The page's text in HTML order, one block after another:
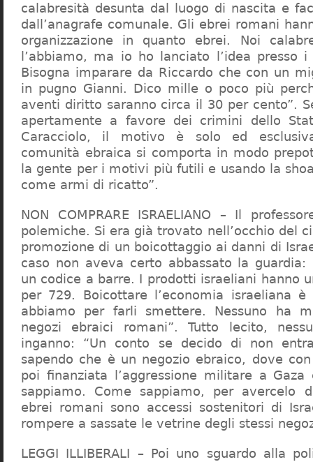
calabresità desunta dal luogo di nascita e
dall’anagrafe comunale. Gli ebrei romani
organizzazione in quanto ebrei. Noi
l’abbiamo, ma io ho lanciato l’idea presso
Bisogna imparare da Riccardo che con un
in pugno Gianni. Dico mille o poco più
aventi diritto saranno circa il 30 per cento”.
apertamente a favore dei crimini dello
Caracciolo, il motivo è solo ed
comunità ebraica si comporta in modo
la gente per i motivi più futili e usando la
come armi di ricatto”.
NON COMPRARE ISRAELIANO – Il
polemiche. Si era già trovato nell’occhio del
promozione di un boicottaggio ai danni di
caso non aveva certo abbassato la guardia:
un codice a barre. I prodotti israeliani hanno
per 729. Boicottare l’economia israeliana è
abbiamo per farli smettere. Nessuno ha
negozi ebraici romani”. Tutto lecito,
inganno: “Un conto se decido di non
sapendo che è un negozio ebraico, dove
poi finanziata l’aggressione militare a
sappiamo. Come sappiamo, per avercelo
ebrei romani sono accessi sostenitori di
rompere a sassate le vetrine degli stessi
LEGGI ILLIBERALI – Poi uno sguardo alla